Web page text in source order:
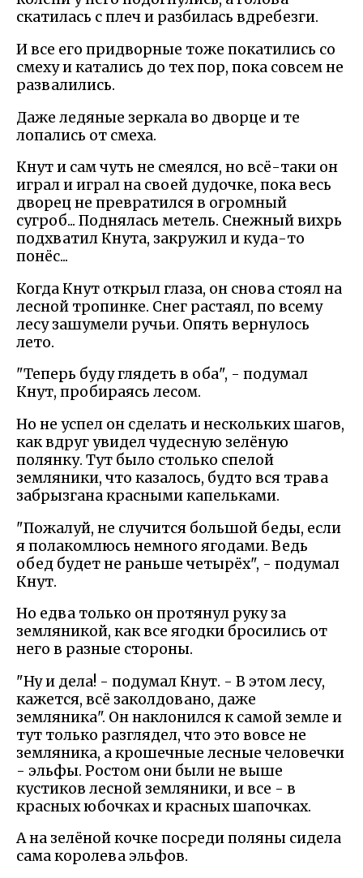
скатилась с плеч и разбилась вдребезги.
И все его придворные тоже покатились со
смеху и катались до тех пор, пока совсем не
развалились.
Даже ледяные зеркала во дворце и те
лопались от смеха.
Кнут и сам чуть не смеялся, но всё-таки он
играл и играл на своей дудочке, пока весь
дворец не превратился в огромный
сугроб... Поднялась метель. Снежный вихрь
подхватил Кнута, закружил и куда-то
понёс...
Когда Кнут открыл глаза, он снова стоял на
лесной тропинке. Снег растаял, по всему
лесу зашумели ручьи. Опять вернулось
лето.
"Теперь буду глядеть в оба", - подумал
Кнут, пробираясь лесом.
Но не успел он сделать и нескольких шагов,
как вдруг увидел чудесную зелёную
полянку. Тут было столько спелой
земляники, что казалось, будто вся трава
забрызгана красными капельками.
"Пожалуй, не случится большой беды, если
я полакомлюсь немного ягодами. Ведь
обед будет не раньше четырёх", - подумал
Кнут.
Но едва только он протянул руку за
земляникой, как все ягодки бросились от
него в разные стороны.
"Ну и дела! - подумал Кнут. - В этом лесу,
кажется, всё заколдовано, даже
земляника". Он наклонился к самой земле и
тут только разглядел, что это вовсе не
земляника, а крошечные лесные человечки
- эльфы. Ростом они были не выше
кустиков лесной земляники, и все - в
красных юбочках и красных шапочках.
А на зелёной кочке посреди поляны сидела
сама королева эльфов.